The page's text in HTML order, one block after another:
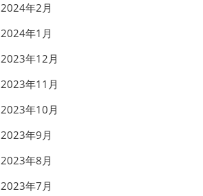
2024年2月
2024年1月
2023年12月
2023年11月
2023年10月
2023年9月
2023年8月
2023年7月